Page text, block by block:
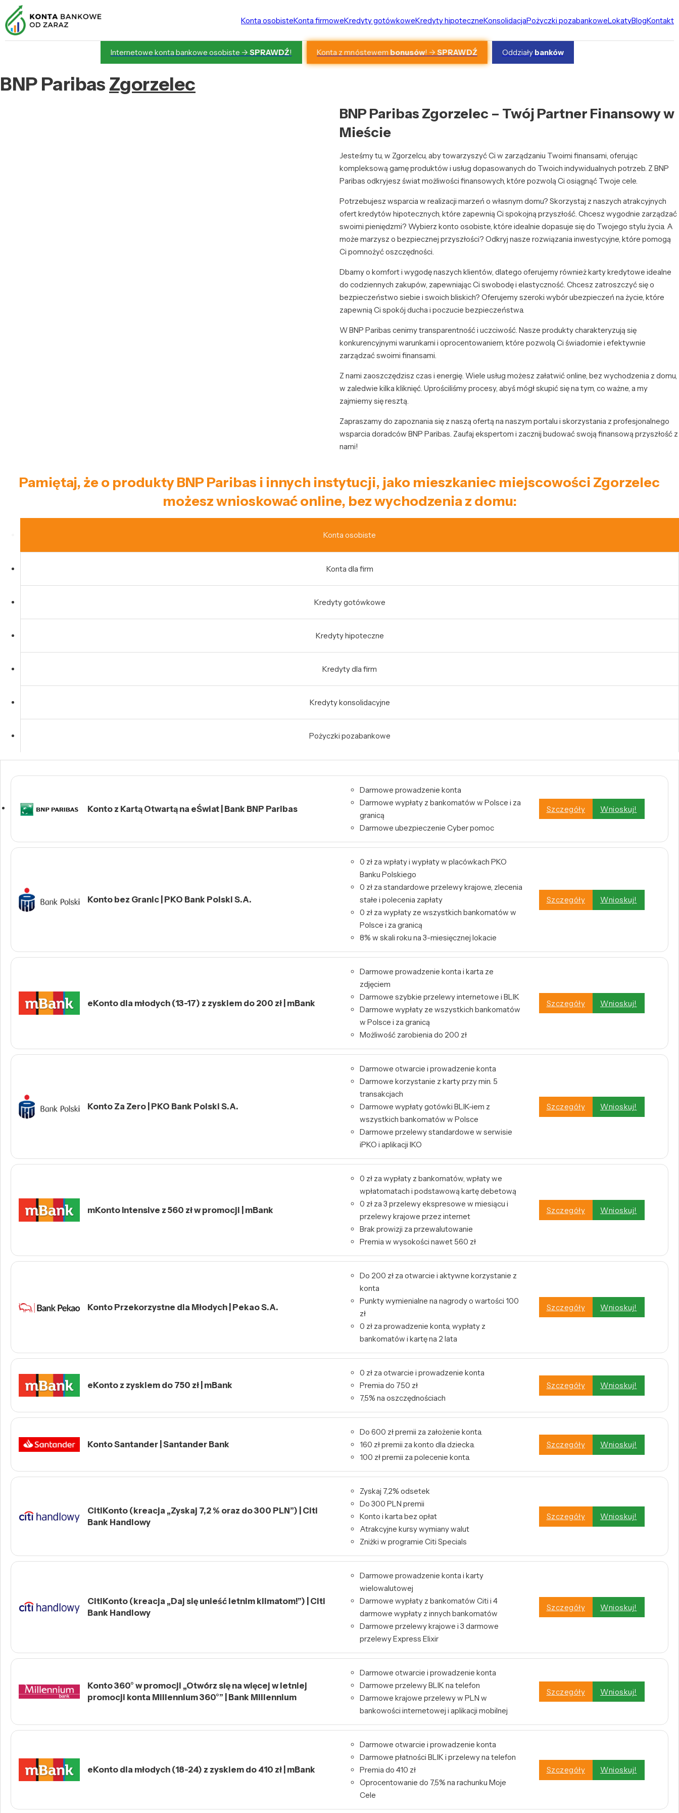
Konta osobisteKonta firmoweKredyty gotówkoweKredyty hipoteczneKonsolidacjaPożyczki pozabankoweLokatyBlogKontakt
Internetowe konta bankowe osobiste -> SPRAWDŹ! Konta z mnóstewem bonusów! ->SPRAWDŹ Oddziały banków
BNP Paribas Zgorzelec
BNP Paribas Zgorzelec – Twój Partner Finansowy w
Mieście
Jesteśmy tu, w Zgorzelcu, aby towarzyszyć Ci w zarządzaniu Twoimi finansami, oferując
kompleksową gamę produktów i usług dopasowanych do Twoich indywidualnych potrzeb. Z BNP
Paribas odkryjesz świat możliwości finansowych, które pozwolą Ci osiągnąć Twoje cele.
Potrzebujesz wsparcia w realizacji marzeń o własnym domu? Skorzystaj z naszych atrakcyjnych
ofert kredytów hipotecznych, które zapewnią Ci spokojną przyszłość. Chcesz wygodnie zarządzać
swoimi pieniędzmi? Wybierz konto osobiste, które idealnie dopasuje się do Twojego stylu życia. A
może marzysz o bezpiecznej przyszłości? Odkryj nasze rozwiązania inwestycyjne, które pomogą
Ci pomnożyć oszczędności.
Dbamy o komfort i wygodę naszych klientów, dlatego oferujemy również karty kredytowe idealne
do codziennych zakupów, zapewniając Ci swobodę i elastyczność. Chcesz zatroszczyć się o
bezpieczeństwo siebie i swoich bliskich? Oferujemy szeroki wybór ubezpieczeń na życie, które
zapewnią Ci spokój ducha i poczucie bezpieczeństwa.
W BNP Paribas cenimy transparentność i uczciwość. Nasze produkty charakteryzują się
konkurencyjnymi warunkami i oprocentowaniem, które pozwolą Ci świadomie i efektywnie
zarządzać swoimi finansami.
Z nami zaoszczędzisz czas i energię. Wiele usług możesz załatwić online, bez wychodzenia z domu,
w zaledwie kilka kliknięć. Uprościliśmy procesy, abyś mógł skupić się na tym, co ważne, a my
zajmiemy się resztą.
Zapraszamy do zapoznania się z naszą ofertą na naszym portalu i skorzystania z profesjonalnego
wsparcia doradców BNP Paribas. Zaufaj ekspertom i zacznij budować swoją finansową przyszłość z
nami!
Pamiętaj, że o produkty BNP Paribas i innych instytucji, jako mieszkaniec miejscowości Zgorzelec
możesz wnioskować online, bez wychodzenia z domu:
Konta osobiste
Konta dla firm
Kredyty gotówkowe
Kredyty hipoteczne
Kredyty dla firm
Kredyty konsolidacyjne
Pożyczki pozabankowe
Konto z Kartą Otwartą na eŚwiat | Bank BNP Paribas
Darmowe prowadzenie konta
Darmowe wypłaty z bankomatów w Polsce i za
granicą
Darmowe ubezpieczenie Cyber pomoc
Szczegóły Wnioskuj!
Konto bez Granic | PKO Bank Polski S.A.
0 zł za wpłaty i wypłaty w placówkach PKO
Banku Polskiego
0 zł za standardowe przelewy krajowe, zlecenia
stałe i polecenia zapłaty
0 zł za wypłaty ze wszystkich bankomatów w
Polsce i za granicą
8% w skali roku na 3-miesięcznej lokacie
Szczegóły Wnioskuj!
eKonto dla młodych (13-17) z zyskiem do 200 zł | mBank
Darmowe prowadzenie konta i karta ze
zdjęciem
Darmowe szybkie przelewy internetowe i BLIK
Darmowe wypłaty ze wszystkich bankomatów
w Polsce i za granicą
Możliwość zarobienia do 200 zł
Szczegóły Wnioskuj!
Konto Za Zero | PKO Bank Polski S.A.
Darmowe otwarcie i prowadzenie konta
Darmowe korzystanie z karty przy min. 5
transakcjach
Darmowe wypłaty gotówki BLIK-iem z
wszystkich bankomatów w Polsce
Darmowe przelewy standardowe w serwisie
iPKO i aplikacji IKO
Szczegóły Wnioskuj!
mKonto Intensive z 560 zł w promocji | mBank
0 zł za wypłaty z bankomatów, wpłaty we
wpłatomatach i podstawową kartę debetową
0 zł za 3 przelewy ekspresowe w miesiącu i
przelewy krajowe przez internet
Brak prowizji za przewalutowanie
Premia w wysokości nawet 560 zł
Szczegóły Wnioskuj!
Konto Przekorzystne dla Młodych | Pekao S.A.
Do 200 zł za otwarcie i aktywne korzystanie z
konta
Punkty wymienialne na nagrody o wartości 100
zł
0 zł za prowadzenie konta, wypłaty z
bankomatów i kartę na 2 lata
Szczegóły Wnioskuj!
eKonto z zyskiem do 750 zł | mBank
0 zł za otwarcie i prowadzenie konta
Premia do 750 zł
7,5% na oszczędnościach
Szczegóły Wnioskuj!
Konto Santander | Santander Bank
Do 600 zł premii za założenie konta.
160 zł premii za konto dla dziecka.
100 zł premii za polecenie konta.
Szczegóły Wnioskuj!
CitiKonto (kreacja „Zyskaj 7,2 % oraz do 300 PLN”) | Citi
Bank Handlowy
Zyskaj 7,2% odsetek
Do 300 PLN premii
Konto i karta bez opłat
Atrakcyjne kursy wymiany walut
Zniżki w programie Citi Specials
Szczegóły Wnioskuj!
CitiKonto (kreacja „Daj się unieść letnim klimatom!”) | Citi
Bank Handlowy
Darmowe prowadzenie konta i karty
wielowalutowej
Darmowe wypłaty z bankomatów Citi i 4
darmowe wypłaty z innych bankomatów
Darmowe przelewy krajowe i 3 darmowe
przelewy Express Elixir
Szczegóły Wnioskuj!
Konto 360° w promocji „Otwórz się na więcej w letniej
promocji konta Millennium 360°” | Bank Millennium
Darmowe otwarcie i prowadzenie konta
Darmowe przelewy BLIK na telefon
Darmowe krajowe przelewy w PLN w
bankowości internetowej i aplikacji mobilnej
Szczegóły Wnioskuj!
eKonto dla młodych (18-24) z zyskiem do 410 zł | mBank
Darmowe otwarcie i prowadzenie konta
Darmowe płatności BLIK i przelewy na telefon
Premia do 410 zł
Oprocentowanie do 7,5% na rachunku Moje
Cele
Szczegóły Wnioskuj!